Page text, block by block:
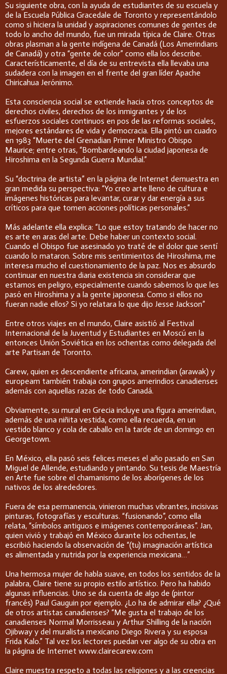
Su siguiente obra, con la ayuda de estudiantes de su escuela y
de la Escuela Pública Gracedale de Toronto y representándolo
como si hiciera la unidad y aspiraciones comunes de gentes de
todo lo ancho del mundo, fue un mirada típica de Claire. Otras
obras plasman a la gente indígena de Canadá (Los Amerindians
de Canadá) y otra “gente de color” como ella los describe.
Característicamente, el día de su entrevista ella llevaba una
sudadera con la imagen en el frente del gran líder Apache
Chiricahua Jerónimo.
Esta consciencia social se extiende hacia otros conceptos de
derechos civiles, derechos de los inmigrantes y de los
esfuerzos sociales continuos en pos de las reformas sociales,
mejores estándares de vida y democracia. Ella pintó un cuadro
en 1983 “Muerte del Grenadian Primer Ministro Obispo
Maurice; entre otras, “Bombardeando la ciudad japonesa de
Hiroshima en la Segunda Guerra Mundial.”
Su “doctrina de artista” en la página de Internet demuestra en
gran medida su perspectiva: “Yo creo arte lleno de cultura e
imágenes históricas para levantar, curar y dar energía a sus
críticos para que tomen acciones políticas personales.”
Más adelante ella explica: “Lo que estoy tratando de hacer no
es arte en aras del arte. Debe haber un contexto social.
Cuando el Obispo fue asesinado yo traté de el dolor que sentí
cuando lo mataron. Sobre mis sentimientos de Hiroshima, me
interesa mucho el cuestionamiento de la paz. Nos es absurdo
continuar en nuestra diaria existencia sin considerar que
estamos en peligro, especialmente cuando sabemos lo que les
pasó en Hiroshima y a la gente japonesa. Como si ellos no
fueran nadie ellos? Si yo relatara lo que dijo Jesse Jackson”
Entre otros viajes en el mundo, Claire asistió al Festival
Internacional de la Juventud y Estudiantes en Moscú en la
entonces Unión Soviética en los ochentas como delegada del
arte Partisan de Toronto.
Carew, quien es descendiente africana, amerindian (arawak) y
europeam también trabaja con grupos amerindios canadienses
además con aquellas razas de todo Canadá.
Obviamente, su mural en Grecia incluye una figura amerindian,
además de una niñita vestida, como ella recuerda, en un
vestido blanco y cola de caballo en la tarde de un domingo en
Georgetown.
En México, ella pasó seis felices meses el año pasado en San
Miguel de Allende, estudiando y pintando. Su tesis de Maestría
en Arte fue sobre el chamanismo de los aborígenes de los
nativos de los alrededores.
Fuera de esa permanencia, vinieron muchas vibrantes, incisivas
pinturas, fotografías y esculturas. “fusionando”, como ella
relata, “símbolos antiguos e imágenes contemporáneas”. Jan,
quien vivió y trabajó en México durante los ochentas, le
escribió haciendo la observación de “(tu) imaginación artística
es alimentada y nutrida por la experiencia mexicana…”
Una hermosa mujer de habla suave, en todos los sentidos de la
palabra, Claire tiene su propio estilo artístico. Pero ha habido
algunas influencias. Uno se da cuenta de algo de (pintor
francés) Paul Gauguin por ejemplo. ¿Lo ha de admirar ella? ¿Qué
de otros artistas canadienses? “Me gusta el trabajo de los
canadienses Normal Morrisseau y Arthur Shilling de la nación
Ojibway y del muralista mexicano Diego Rivera y su esposa
Frida Kalo.” Tal vez los lectores puedan ver algo de su obra en
la página de Internet www.clairecarew.com
Claire muestra respeto a todas las religiones y a las creencias